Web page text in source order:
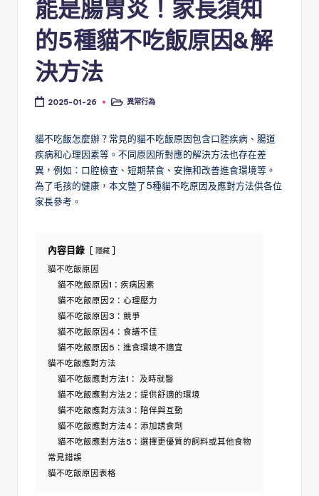
能是腸胃炎！家長須知
的5種貓不吃飯原因&解
決方法
2025-01-26
Posted異常行為
貓不吃飯怎麼辦？常見的貓不吃飯原因包含口腔疾病、腸道
疾病和心理因素等。不同原因所對應的解決方法也存在差
異，例如：口腔檢查、短期禁食、安撫和改善進食環境等。
為了毛孩的健康，本文整了5種貓不吃原因及應對方法供各位
家長參考。
內容目錄 隱藏
貓不吃飯原因
貓不吃飯原因1：疾病因素
貓不吃飯原因2：心理壓力
貓不吃飯原因3：競爭
貓不吃飯原因4：食譜不佳
貓不吃飯原因5：進食環境不適宜
貓不吃飯應對方法
貓不吃飯應對方法1： 及時就醫
貓不吃飯應對方法2：提供舒適的環境
貓不吃飯應對方法3：陪伴與互動
貓不吃飯應對方法4：添加誘食劑
貓不吃飯應對方法5：選擇更優質的飼料或其他食物
常見錯誤
貓不吃飯原因表格